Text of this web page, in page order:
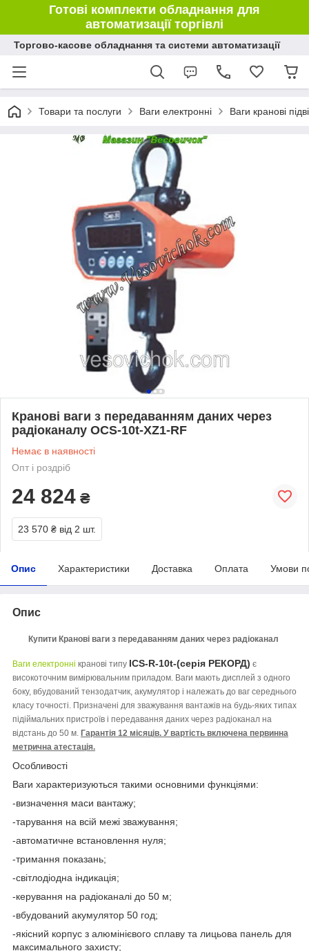
Готові комплекти обладнання для
автоматизації торгівлі
Торгово-касове обладнання та системи автоматизації
Товари та послуги Ваги електронні Ваги кранові
Кранові ваги з передаванням даних через
радіоканалу OCS-10t-XZ1-RF
Немає в наявності
Опт і роздріб
24 824 ₴
23 570 ₴ від 2 шт.
Опис Характеристики Доставка Оплата Умови
Опис
Купити Кранові ваги з передаванням даних через радіоканал
Ваги електронні кранові типу ICS-R-10t-(серія РЕКОРД) є
високоточним вимірювальним приладом. Ваги мають дисплей з одного
боку, вбудований тензодатчик, акумулятор і належать до ваг середнього
класу точності. Призначені для зважування вантажів на будь-яких типах
підіймальних пристроїв і передавання даних через радіоканал на
відстань до 50 м. Гарантія 12 місяців. У вартість включена первинна
метрична атестація.
Особливості
Ваги характеризуються такими основними функціями:
-визначення маси вантажу;
-тарування на всій межі зважування;
-автоматичне встановлення нуля;
-тримання показань;
-світлодіодна індикація;
-керування на радіоканалі до 50 м;
-вбудований акумулятор 50 год;
-якісний корпус з алюмінієвого сплаву та лицьова панель для
максимального захисту;